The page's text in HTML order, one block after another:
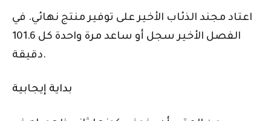
اعتاد مجند الذئاب الأخير على توفير منتج نهائي. في
الفصل الأخير سجل أو ساعد مرة واحدة كل 101.6
دقيقة.
بداية إيجابية